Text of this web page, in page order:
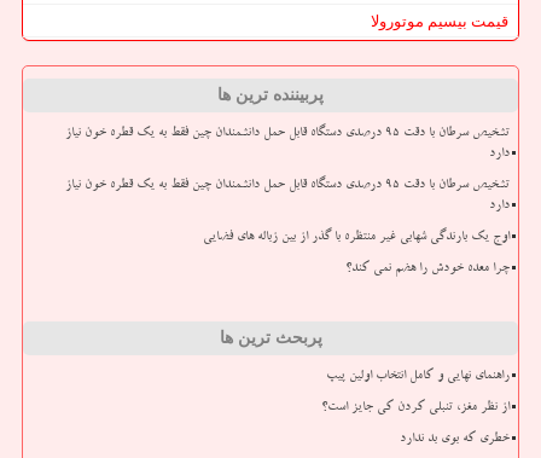
قیمت بیسیم موتورولا
پربیننده ترین ها
تشخیص سرطان با دقت ۹۵ درصدی دستگاه قابل حمل دانشمندان چین فقط به یک قطره خون نیاز
دارد
تشخیص سرطان با دقت ۹۵ درصدی دستگاه قابل حمل دانشمندان چین فقط به یک قطره خون نیاز
دارد
اوج یک بارندگی شهابی غیر منتظره با گذر از بین زباله های فضایی
چرا معده خودش را هضم نمی کند؟
پربحث ترین ها
راهنمای نهایی و کامل انتخاب اولین پیپ
از نظر مغز، تنبلی کردن کی جایز است؟
خطری که بوی بد ندارد